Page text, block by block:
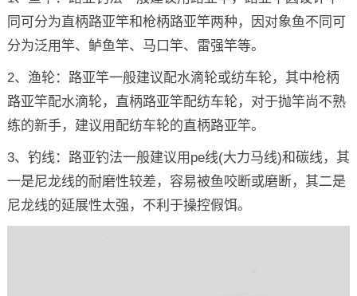
同可分为直柄路亚竿和枪柄路亚竿两种，因对象鱼不同可
分为泛用竿、鲈鱼竿、马口竿、雷强竿等。
2、渔轮：路亚竿一般建议配水滴轮或纺车轮，其中枪柄
路亚竿配水滴轮，直柄路亚竿配纺车轮，对于抛竿尚不熟
练的新手，建议用配纺车轮的直柄路亚竿。
3、钓线：路亚钓法一般建议用pe线(大力马线)和碳线，其
一是尼龙线的耐磨性较差，容易被鱼咬断或磨断，其二是
尼龙线的延展性太强，不利于操控假饵。